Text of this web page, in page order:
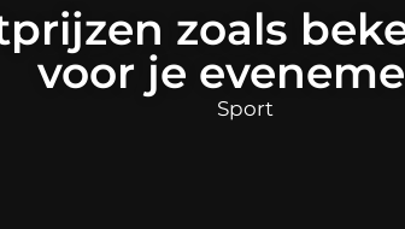
zoals
voor je
Sport